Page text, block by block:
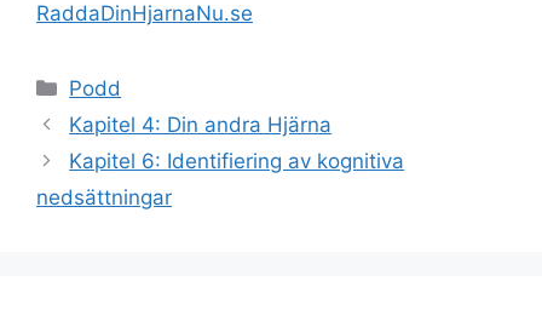
RaddaDinHjarnaNu.se
Kategorier
Podd
Kapitel 4: Din andra Hjärna
Kapitel 6: Identifiering av kognitiva
nedsättningar